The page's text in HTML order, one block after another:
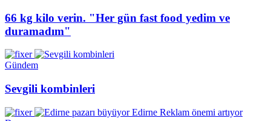
66 kg kilo verin. "Her gün fast food yedim ve
duramadım"
Gündem
Sevgili kombinleri